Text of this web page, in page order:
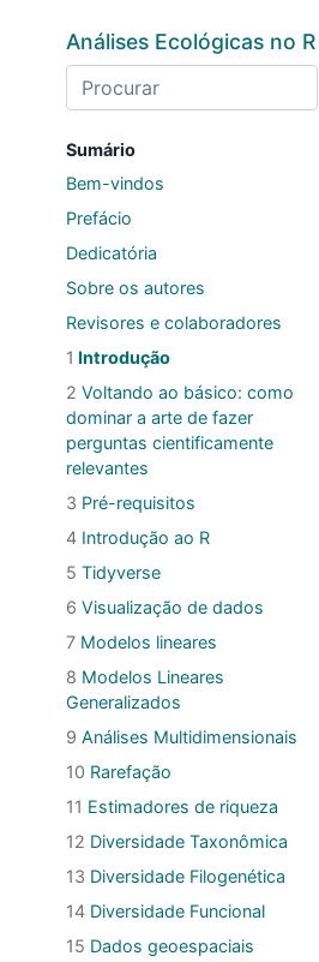
Análises Ecológicas no R
Sumário
Bem-vindos
Prefácio
Dedicatória
Sobre os autores
Revisores e colaboradores
1 Introdução
2 Voltando ao básico: como
dominar a arte de fazer
perguntas cientificamente
relevantes
3 Pré-requisitos
4 Introdução ao R
5 Tidyverse
6 Visualização de dados
7 Modelos lineares
8 Modelos Lineares
Generalizados
9 Análises Multidimensionais
10 Rarefação
11 Estimadores de riqueza
12 Diversidade Taxonômica
13 Diversidade Filogenética
14 Diversidade Funcional
15 Dados geoespaciais